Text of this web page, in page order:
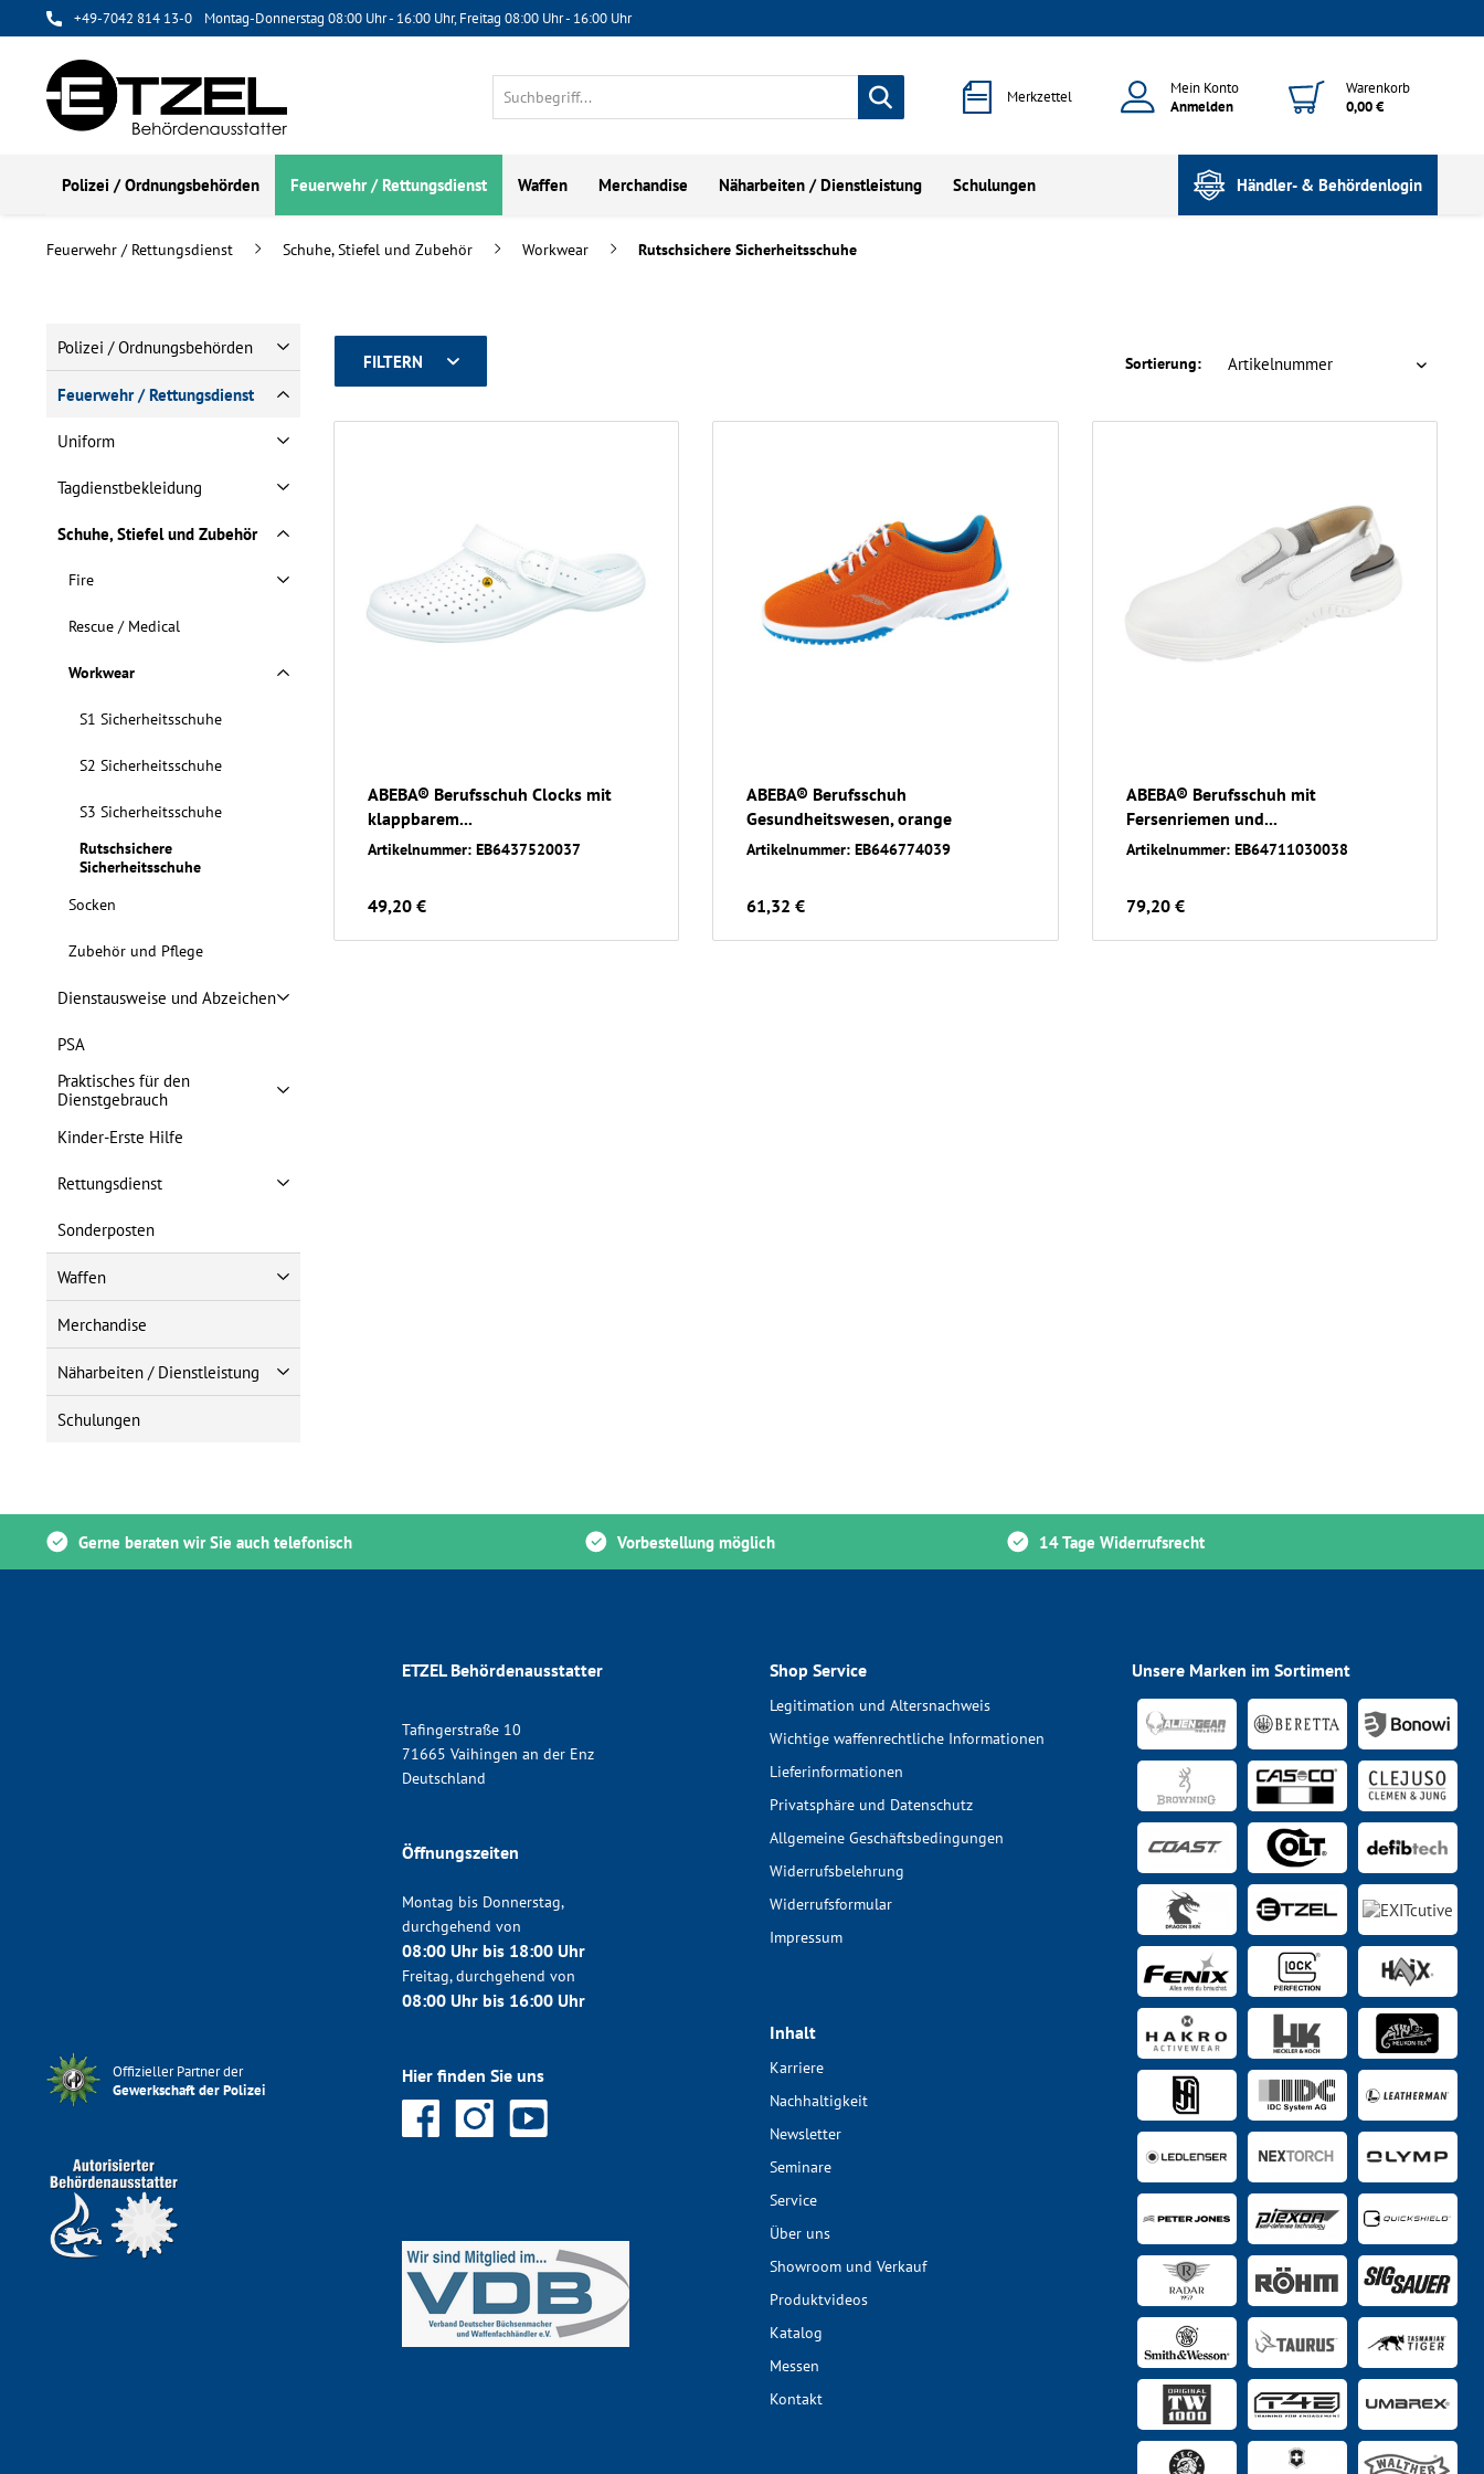
+49-7042 814 13-0 Montag-Donnerstag 08:00 Uhr - 16:00 Uhr, Freitag 08:00 Uhr - 16:00 Uhr
Merkzettel
Mein Konto
Anmelden
Warenkorb
0,00 €
Polizei / Ordnungsbehörden Feuerwehr / Rettungsdienst Waffen Merchandise Näharbeiten / Dienstleistung Schulungen Händler- & Behördenlogin
Feuerwehr / Rettungsdienst Schuhe, Stiefel und Zubehör Workwear Rutschsichere Sicherheitsschuhe
Polizei / Ordnungsbehörden
Feuerwehr / Rettungsdienst
Uniform
Tagdienstbekleidung
Schuhe, Stiefel und Zubehör
Fire
Rescue / Medical
Workwear
S1 Sicherheitsschuhe
S2 Sicherheitsschuhe
S3 Sicherheitsschuhe
Rutschsichere
Sicherheitsschuhe
Socken
Zubehör und Pflege
Dienstausweise und Abzeichen
PSA
Praktisches für den
Dienstgebrauch
Kinder-Erste Hilfe
Rettungsdienst
Sonderposten
Waffen
Merchandise
Näharbeiten / Dienstleistung
Schulungen
FILTERN Sortierung:
ABEBA® Berufsschuh Clocks mit
klappbarem...
Artikelnummer: EB6437520037
49,20 €
ABEBA® Berufsschuh
Gesundheitswesen, orange
Artikelnummer: EB646774039
61,32 €
ABEBA® Berufsschuh mit
Fersenriemen und...
Artikelnummer: EB64711030038
79,20 €
Gerne beraten wir Sie auch telefonisch Vorbestellung möglich 14 Tage Widerrufsrecht
Offizieller Partner der
Gewerkschaft der Polizei
ETZEL Behördenausstatter
Tafingerstraße 10
71665 Vaihingen an der Enz
Deutschland
Öffnungszeiten
Montag bis Donnerstag,
durchgehend von
08:00 Uhr bis 18:00 Uhr
Freitag, durchgehend von
08:00 Uhr bis 16:00 Uhr
Hier finden Sie uns
Shop Service
Legitimation und Altersnachweis
Wichtige waffenrechtliche Informationen
Lieferinformationen
Privatsphäre und Datenschutz
Allgemeine Geschäftsbedingungen
Widerrufsbelehrung
Widerrufsformular
Impressum
Inhalt
Karriere
Nachhaltigkeit
Newsletter
Seminare
Service
Über uns
Showroom und Verkauf
Produktvideos
Katalog
Messen
Kontakt
Unsere Marken im Sortiment